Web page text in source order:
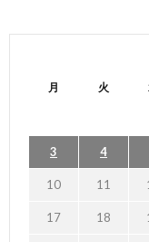
月 火
3 4
10 11
17 18